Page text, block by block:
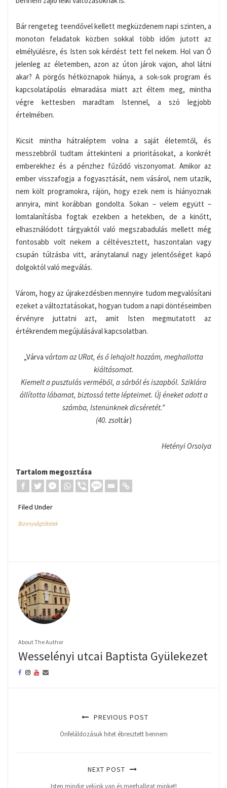
Bár rengeteg teendővel kellett megküzdenem napi szinten, a
monoton feladatok közben sokkal több időm jutott az
elmélyülésre, és Isten sok kérdést tett fel nekem. Hol van Ő
jelenleg az életemben, azon az úton járok vajon, ahol látni
akar? A pörgős hétköznapok hiánya, a sok-sok program és
kapcsolatápolás elmaradása miatt azt éltem meg, mintha
végre kettesben maradtam Istennel, a szó legjobb
értelmében.
Kicsit mintha hátraléptem volna a saját életemtől, és
messzebbről tudtam áttekinteni a prioritásokat, a konkrét
emberekhez és a pénzhez fűződő viszonyomat. Amikor az
ember visszafogja a fogyasztását, nem vásárol, nem utazik,
nem költ programokra, rájön, hogy ezek nem is hiányoznak
annyira, mint korábban gondolta. Sokan – velem együtt –
lomtalanításba fogtak ezekben a hetekben, de a kinőtt,
elhasználódott tárgyaktól való megszabadulás mellett még
fontosabb volt nekem a céltévesztett, haszontalan vagy
csupán túlzásba vitt, aránytalanul nagy jelentőséget kapó
dolgoktól való megválás.
Várom, hogy az újrakezdésben mennyire tudom megvalósítani
ezeket a változtatásokat, hogyan tudom a napi döntéseimben
érvényre juttatni azt, amit Isten megmutatott az
értékrendem megújulásával kapcsolatban.
„Várva vártam az URat, és ő lehajolt hozzám, meghallotta
kiáltásomat.
Kiemelt a pusztulás verméből, a sárból és iszapból. Sziklára
állította lábamat, biztossá tette lépteimet. Új éneket adott a
számba, Istenünknek dicséretét.”
(40. zsoltár)
Hetényi Orsolya
Tartalom megosztása
Filed Under
Bizonyságtételek
About The Author
Wesselényi utcai Baptista Gyülekezet
PREVIOUS POST
Önfeláldozásuk hitet ébresztett bennem
NEXT POST